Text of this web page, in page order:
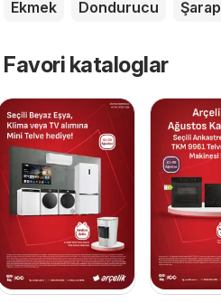
Ekmek
Dondurucu Şarap
Favori kataloglar